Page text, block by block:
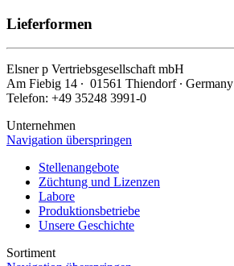
Lieferformen
Elsnerp Vertriebsgesellschaft mbH
Am Fiebig 14 ∙ 01561 Thiendorf ∙ Germany
Telefon: +49 35248 3991-0
Unternehmen
Navigation überspringen
Stellenangebote
Züchtung und Lizenzen
Labore
Produktionsbetriebe
Unsere Geschichte
Sortiment